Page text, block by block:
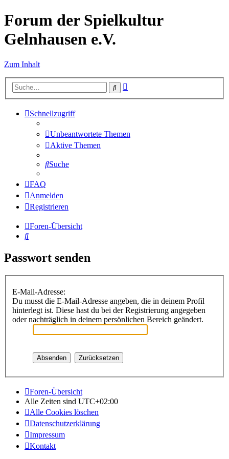
Forum der Spielkultur
Gelnhausen e.V.
Zum Inhalt
Suche
Schnellzugriff
Unbeantwortete Themen
Aktive Themen
Suche
FAQ
Anmelden
Registrieren
Foren-Übersicht
Suche
Passwort senden
E-Mail-Adresse:
Du musst die E-Mail-Adresse angeben, die in deinem Profil
hinterlegt ist. Diese hast du bei der Registrierung angegeben
oder nachträglich in deinem persönlichen Bereich geändert.
Foren-Übersicht
Alle Zeiten sind UTC+02:00
Alle Cookies löschen
Datenschutzerklärung
Impressum
Kontakt